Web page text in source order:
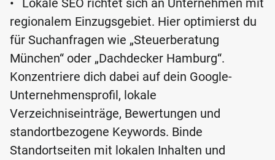
regionalem Einzugsgebiet. Hier optimierst du
für Suchanfragen wie „Steuerberatung
München“ oder „Dachdecker Hamburg“.
Konzentriere dich dabei auf dein Google-
Unternehmensprofil, lokale
Verzeichniseinträge, Bewertungen und
standortbezogene Keywords. Binde
Standortseiten mit lokalen Inhalten und